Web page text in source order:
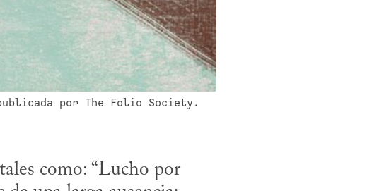
por The Folio Society.
como: “Lucho por